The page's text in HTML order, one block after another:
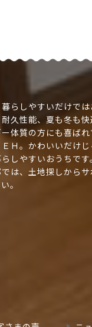
らしやすいだけで
久性能、夏も冬も
体質の方にも喜ば
Ｈ。かわいいだけ
しやすいおうちで
は、土地探しから
。